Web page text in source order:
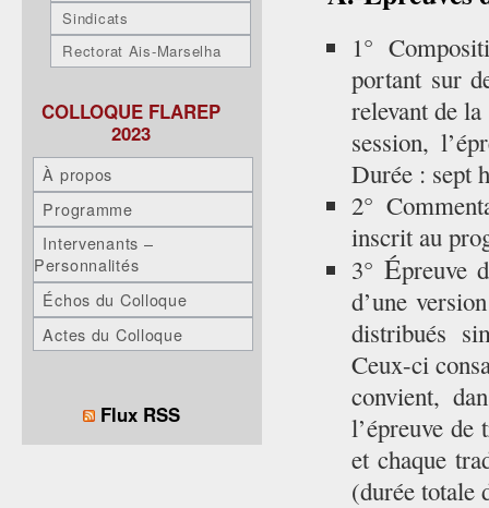
1°
portant sur
relevant de
session,
Durée : sept
2°
inscrit au
3° Épreuve
d’une
distribués
Ceux-ci
convient,
l’épreuve de
et chaque
(durée totale
Sindicats
Rectorat Ais-Marselha
COLLOQUE FLAREP
2023
À propos
Programme
Intervenants –
Personnalités
Échos du Colloque
Actes du Colloque
Flux RSS